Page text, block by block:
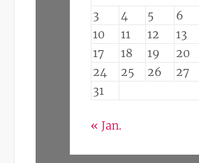
3
4 5 6
10
11 12 13
17
18 19 20
24
25 26 27
31
« Jan.